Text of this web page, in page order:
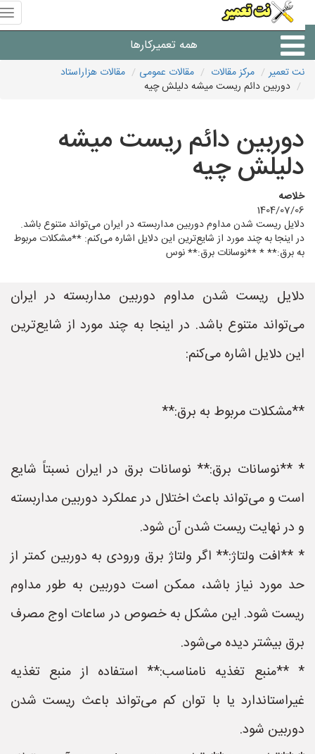
همه تعمیرکارها
شرکت های تعمیرات لوازم
نت تعمیر مرکز مقالات مقالات عمومی
مقالات هزاراستاد
دوربین دائم ریست میشه دلیلش چیه
دوربین دائم ریست میشه
دلیلش چیه
خلاصه
1404/07/06
دلایل ریست شدن مداوم دوربین مداربسته در ایران می‌تواند متنوع باشد.
در اینجا به چند مورد از شایع‌ترین این دلایل اشاره می‌کنم: **مشکلات مربوط
به برق:** * **نوسانات برق:** نوس
دلایل ریست شدن مداوم دوربین مداربسته در ایران
می‌تواند متنوع باشد. در اینجا به چند مورد از شایع‌ترین
این دلایل اشاره می‌کنم:
**مشکلات مربوط به برق:**
* **نوسانات برق:** نوسانات برق در ایران نسبتاً شایع
است و می‌تواند باعث اختلال در عملکرد دوربین مداربسته
و در نهایت ریست شدن آن شود.
* **افت ولتاژ:** اگر ولتاژ برق ورودی به دوربین کمتر از
حد مورد نیاز باشد، ممکن است دوربین به طور مداوم
ریست شود. این مشکل به خصوص در ساعات اوج مصرف
برق بیشتر دیده می‌شود.
* **منبع تغذیه نامناسب:** استفاده از منبع تغذیه
غیراستاندارد یا با توان کم می‌تواند باعث ریست شدن
دوربین شود.